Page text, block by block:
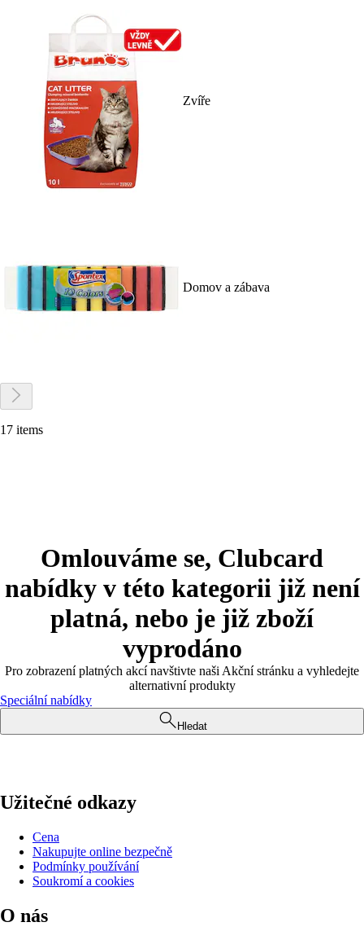
Zvíře
Domov a zábava
17 items
Omlouváme se, Clubcard
nabídky v této kategorii již není
platná, nebo je již zboží
vyprodáno
Pro zobrazení platných akcí navštivte naši Akční stránku a vyhledejte
alternativní produkty
Speciální nabídky
Hledat
Užitečné odkazy
Cena
Nakupujte online bezpečně
Podmínky používání
Soukromí a cookies
O nás